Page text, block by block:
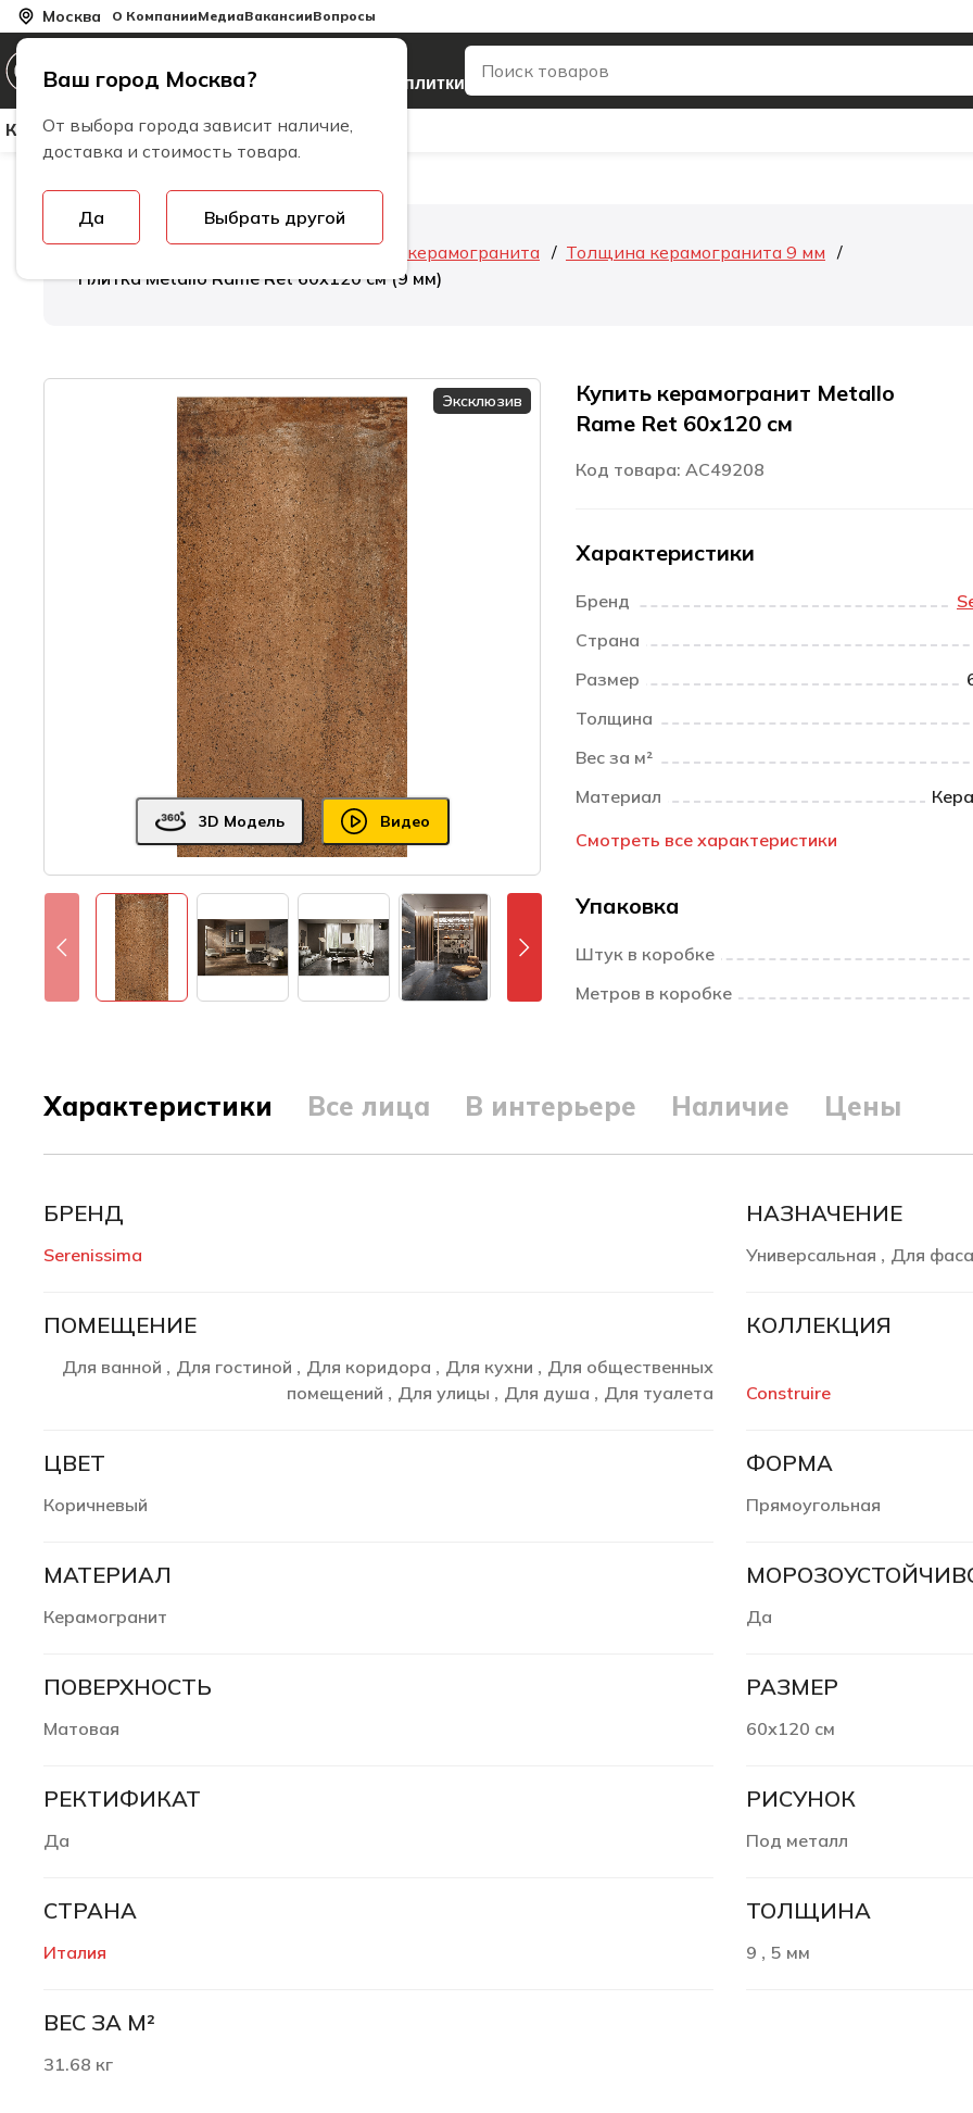
Москва
Ваш город Москва?
От выбора города зависит наличие,
доставка и стоимость товара.
Да Выбрать другой
О КомпанииМедиаВакансииВопросы
керамогранита и плитки
Керамическая ПлиткаКерамогранитБренды
Толщина керамогранита
Толщина керамогранита 9 мм
Плитка Metallo Rame Ret 60х120 см (9 мм)
3D Модель Видео
Эксклюзив
Купить керамогранит Metallo
Rame Ret 60х120 см
Код товара: AC49208
Характеристики
Бренд
Страна
Размер
Толщина
Вес за м²
Материал
Смотреть все характеристики
Упаковка
Штук в коробке
Метров в коробке
Характеристики Все лица В интерьере Наличие Цены
БРЕНД
Serenissima
НАЗНАЧЕНИЕ
Универсальная , Для
ПОМЕЩЕНИЕ
Для ванной , Для гостиной , Для коридора , Для кухни , Для общественных
помещений , Для улицы , Для душа , Для туалета
КОЛЛЕКЦИЯ
Construire
ЦВЕТ
Коричневый
ФОРМА
Прямоугольная
МАТЕРИАЛ
Керамогранит Да
ПОВЕРХНОСТЬ
Матовая
РАЗМЕР
60х120 см
РЕКТИФИКАТ
Да
РИСУНОК
Под металл
СТРАНА
Италия
ТОЛЩИНА
9 , 5 мм
ВЕС ЗА М²
31.68 кг